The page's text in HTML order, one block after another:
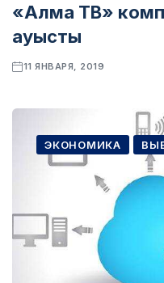
«Алма ТВ»
ауысты
11 ЯНВАРЯ, 2019
ЭКОНОМИКА